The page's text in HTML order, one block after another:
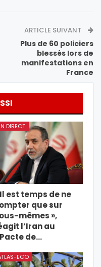
ARTICLE SUIVANT
Plus de 60 policiers
blessés lors de
manifestations en
France
DIRECT
est temps de ne
que sur
mêmes »,
l’Iran au
de…
ECO